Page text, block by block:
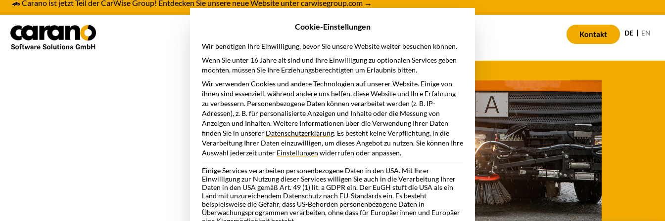
🚗 Carano ist jetzt Teil der CarWise Group! Entdecken Sie unsere neue Website unter carwisegroup.com →
Branchen Wissensstation Kontakt DE EN
Cookie-Einstellungen
Wir benötigen Ihre Einwilligung, bevor Sie unsere Website weiter besuchen können.
Wenn Sie unter 16 Jahre alt sind und Ihre Einwilligung zu optionalen Services geben
möchten, müssen Sie Ihre Erziehungsberechtigten um Erlaubnis bitten.
Wir verwenden Cookies und andere Technologien auf unserer Website. Einige von
ihnen sind essenziell, während andere uns helfen, diese Website und Ihre Erfahrung
zu verbessern. Personenbezogene Daten können verarbeitet werden (z. B. IP-
Adressen), z. B. für personalisierte Anzeigen und Inhalte oder die Messung von
Anzeigen und Inhalten.Weitere Informationen über die Verwendung Ihrer Daten
finden Sie in unserer Datenschutzerklärung. Es besteht keine Verpflichtung, in die
Verarbeitung Ihrer Daten einzuwilligen, um dieses Angebot zu nutzen.Sie können Ihre
Auswahl jederzeit unter Einstellungen widerrufen oder anpassen.
Einige Services verarbeiten personenbezogene Daten in den USA. Mit Ihrer
Einwilligung zur Nutzung dieser Services willigen Sie auch in die Verarbeitung Ihrer
Daten in den USA gemäß Art. 49 (1) lit. a GDPR ein. Der EuGH stuft die USA als ein
Land mit unzureichendem Datenschutz nach EU-Standards ein. Es besteht
beispielsweise die Gefahr, dass US-Behörden personenbezogene Daten in
Überwachungsprogrammen verarbeiten, ohne dass für Europäerinnen und Europäer